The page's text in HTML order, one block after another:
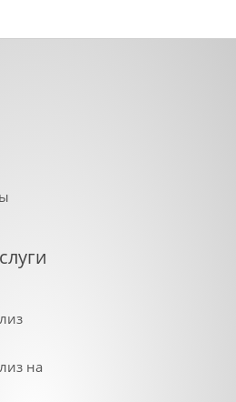
на